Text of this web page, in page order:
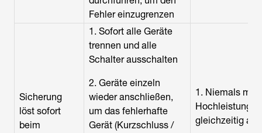
Fehler einzugrenzen
Sicherung
löst sofort
beim
1. Sofort alle Geräte
trennen und alle
Schalter ausschalten
2. Geräte einzeln
wieder anschließen,
um das fehlerhafte
Gerät (Kurzschluss /
1. Niemals
gleichzeitig